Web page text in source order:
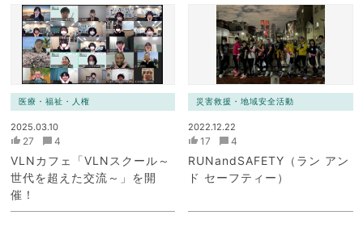
医療・福祉・人権
2025.03.10
27 4
VLNカフェ「VLNスクール～
世代を超えた交流～」を開
催！
災害救援・地域安全活動
2022.12.22
17 4
RUNandSAFETY（ラン アン
ド セーフティー）